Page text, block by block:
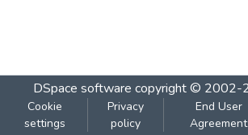
DSpace software copyright © 2002-
Cookie
settings
Privacy
policy
End User
Agreement